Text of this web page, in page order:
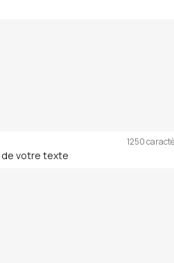
1250
votre texte